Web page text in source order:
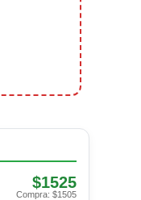
$1525
Compra: $1505